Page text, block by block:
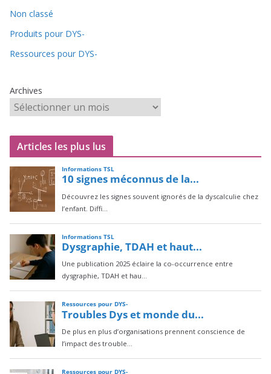
Non classé
Produits pour DYS-
Ressources pour DYS-
Archives
Articles les plus lus